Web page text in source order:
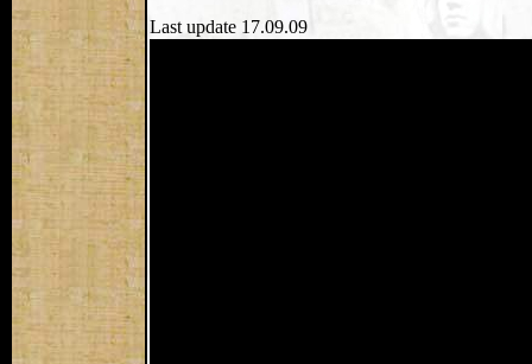
Last update 17.09.09